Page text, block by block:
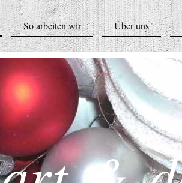
So arbeiten wir Über uns